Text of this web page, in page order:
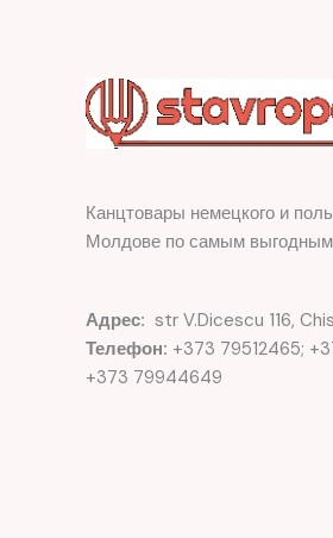
Канцтовары немецкого и
Молдове по самым выгодным
Адрес: str V.Dicescu 116,
Телефон: +373 79512465;
+373 79944649